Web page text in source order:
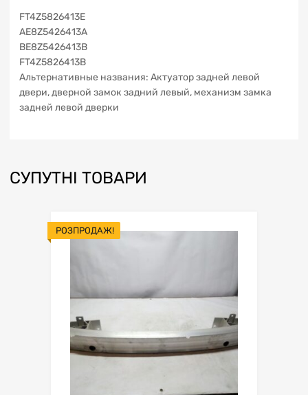
FT4Z5826413E
AE8Z5426413A
BE8Z5426413B
FT4Z5826413B
Альтернативные названия: Актуатор задней левой
двери, дверной замок задний левый, механизм замка
задней левой дверки
СУПУТНІ ТОВАРИ
РОЗПРОДАЖ!